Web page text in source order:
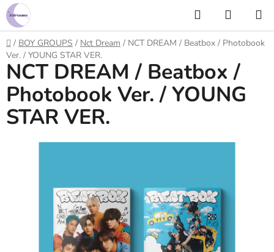
Prejsť
na
obsah
Hľadať
KOŠÍK
Domov
/ BOY GROUPS / Nct Dream / NCT DREAM / Beatbox / Photobook
Ver. / YOUNG STAR VER.
NCT DREAM / Beatbox /
Photobook Ver. / YOUNG
STAR VER.